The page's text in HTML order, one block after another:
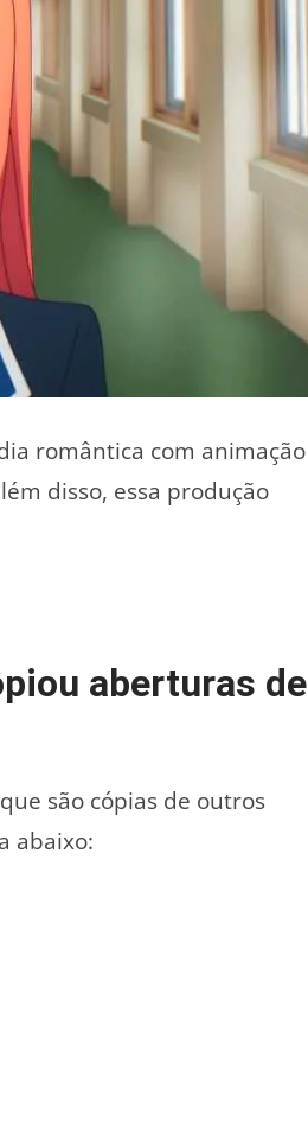
romântica com animação
disso, essa produção
aberturas de
são cópias de outros
abaixo: